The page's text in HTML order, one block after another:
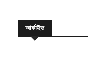
আর্কাইভ